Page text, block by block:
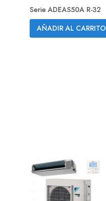
Serie ADEAS50A R-32
AÑADIR AL CARRITO